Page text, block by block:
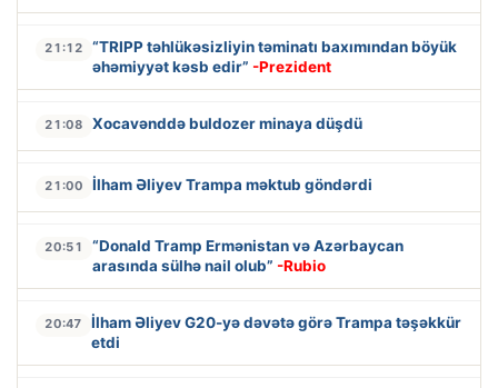
21:12
“TRIPP təhlükəsizliyin təminatı baxımından böyük
əhəmiyyət kəsb edir” -Prezident
21:08 Xocavənddə buldozer minaya düşdü
21:00 İlham Əliyev Trampa məktub göndərdi
20:51
“Donald Tramp Ermənistan və Azərbaycan
arasında sülhə nail olub” -Rubio
20:47
İlham Əliyev G20-yə dəvətə görə Trampa təşəkkür
etdi